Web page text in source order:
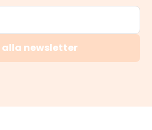
newsletter